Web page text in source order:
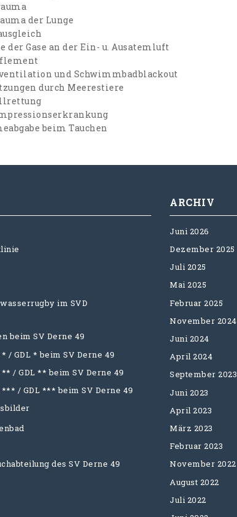
der Lunge
der Gase an der Ein- u. Ausatemluft
und Schwimmbadblackout
durch Meerestiere
beim Tauchen
im SVD
beim SV Derne 49
/ GDL * beim SV Derne 49
/ GDL ** beim SV Derne 49
*** / GDL *** beim SV Derne 49
des SV Derne 49
ARCHIV
Juni 2026
Dezember 2025
Juli 2025
Mai 2025
Februar 2025
November 2024
Juni 2024
April 2024
September 2023
Juni 2023
April 2023
März 2023
Februar 2023
November 2022
August 2022
Juli 2022